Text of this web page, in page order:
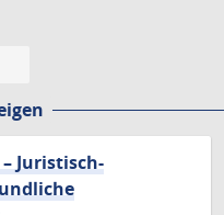
Juristisch-